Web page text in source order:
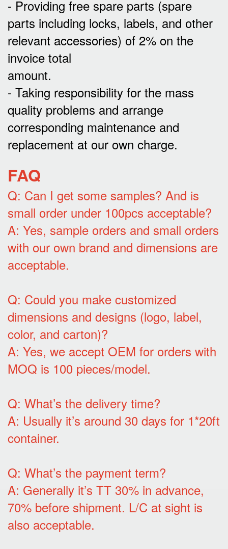
- Providing free spare parts (spare
parts including locks, labels, and other
relevant accessories) of 2% on the
invoice total
amount.
- Taking responsibility for the mass
quality problems and arrange
corresponding maintenance and
replacement at our own charge.
FAQ
Q: Can I get some samples? And is
small order under 100pcs acceptable?
A: Yes, sample orders and small orders
with our own brand and dimensions are
acceptable.
Q: Could you make customized
dimensions and designs (logo, label,
color, and carton)?
A: Yes, we accept OEM for orders with
MOQ is 100 pieces/model.
Q: What’s the delivery time?
A: Usually it’s around 30 days for 1*20ft
container.
Q: What’s the payment term?
A: Generally it’s TT 30% in advance,
70% before shipment. L/C at sight is
also acceptable.